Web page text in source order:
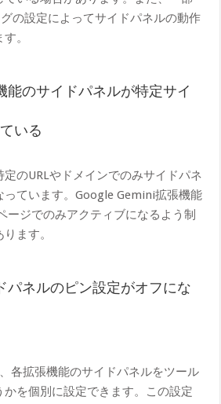
の設定によってサイドパネルの動作
。
能のサイドパネルが特定サイ
いる
のURLやドメインでのみサイドパネ
っています。Google Gemini拡張機能
ージでのみアクティブになるよう制
ます。
パネルのピン設定がオフにな
各拡張機能のサイドパネルをツール
を個別に設定できます。この設定